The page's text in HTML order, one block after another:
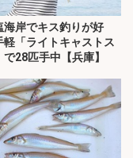
海岸でキス釣りが好
軽「ライトキャストス
28匹手中【兵庫】